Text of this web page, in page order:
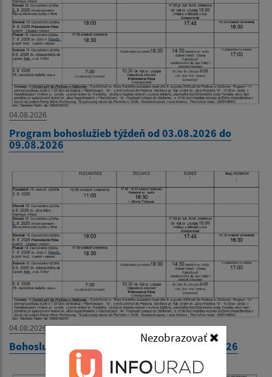
Nezobrazovať
04.08.2026
Program bohoslužieb týždeň od 03.08.2026 do
09.08.2026
04.08.2026
Bohoslužobný poriadok 03.08.2026-09.08.2026